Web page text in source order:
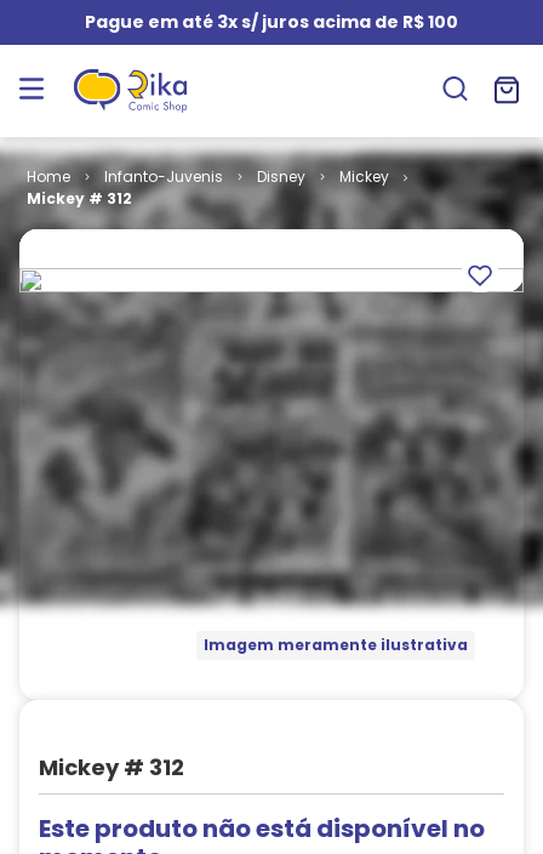
Pague em até 3x s/ juros acima de R$ 100
Infanto-Juvenis Disney
Mickey
Mickey # 312
Imagem meramente ilustrativa
Mickey # 312
Este produto não está disponível no